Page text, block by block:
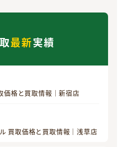
最新実績
価格と買取情報｜新宿店
買取価格と買取情報｜浅草店